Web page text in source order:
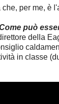
per me, è
può
della
in classe